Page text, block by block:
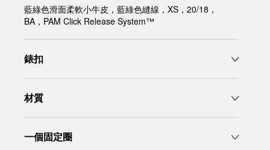
藍綠色滑面柔軟小牛皮，藍綠色縫線，XS，20/18，
BA，PAM Click Release System™
錶扣
材質
一個固定圈